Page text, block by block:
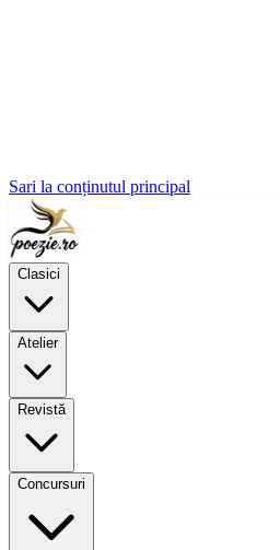
Sari la conținutul principal
Clasici
Atelier
Revistă
Concursuri